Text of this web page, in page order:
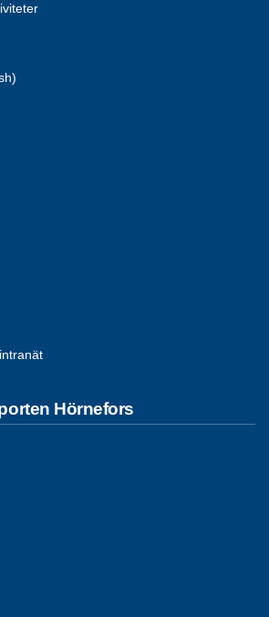
Hörnefors